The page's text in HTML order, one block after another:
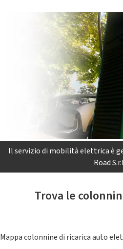
Il servizio di mobilità elettrica è
Road
Trova le
Mappa colonnine di ricarica auto